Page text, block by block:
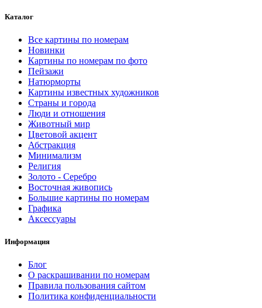
Каталог
Все картины по номерам
Новинки
Картины по номерам по фото
Пейзажи
Натюрморты
Картины известных художников
Страны и города
Люди и отношения
Животный мир
Цветовой акцент
Абстракция
Минимализм
Религия
Золото - Серебро
Восточная живопись
Большие картины по номерам
Графика
Аксессуары
Информация
Блог
О раскрашивании по номерам
Правила пользования сайтом
Политика конфиденциальности